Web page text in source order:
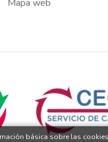
Mapa web
básica sobre las